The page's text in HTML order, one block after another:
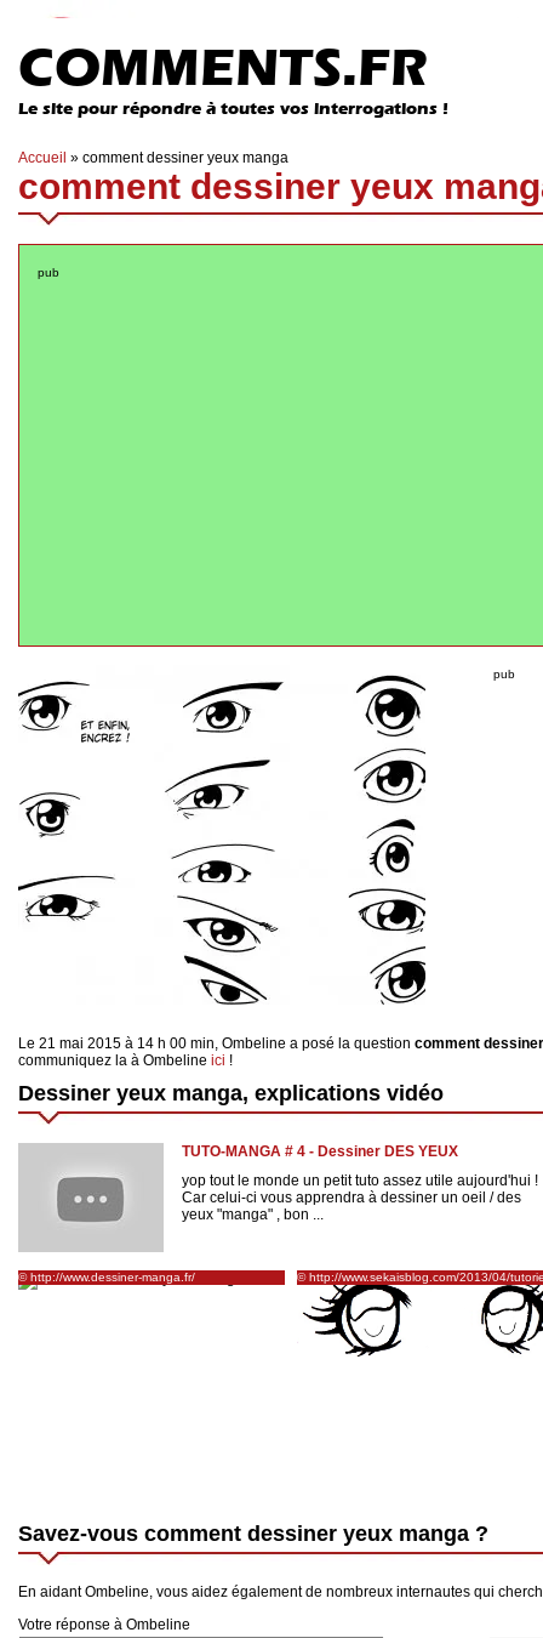
COMMENTS.FR
Le site pour répondre à toutes vos interrogations !
Accueil » comment dessiner yeux manga
comment dessiner yeux
pub
pub
Le 21 mai 2015 à 14 h 00 min, Ombeline a posé la question comment
communiquez la à Ombeline ici !
Dessiner yeux manga, explications vidéo
TUTO-MANGA # 4 - Dessiner DES YEUX
yop tout le monde un petit tuto assez utile aujourd'hui !
Car celui-ci vous apprendra à dessiner un oeil / des
yeux "manga" , bon ...
© http://www.dessiner-manga.fr/
© http://www.sekaisblog.com/2013/04/
manga-comment-dessiner-un-oeil.html
Savez-vous comment dessiner yeux manga ?
En aidant Ombeline, vous aidez également de nombreux internautes qui
Votre réponse à Ombeline